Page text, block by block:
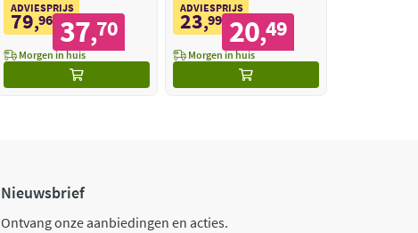
ADVIESPRIJS
79,96 37,70
Morgen in huis
ADVIESPRIJS
23,99 20,49
Morgen in huis
Nieuwsbrief
Ontvang onze aanbiedingen en acties.